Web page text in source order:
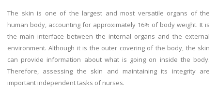
The skin is one of the largest and most versatile organs of the
human body, accounting for approximately 16% of body weight. It is
the main interface between the internal organs and the external
environment. Although it is the outer covering of the body, the skin
can provide information about what is going on inside the body.
Therefore, assessing the skin and maintaining its integrity are
important independent tasks of nurses.